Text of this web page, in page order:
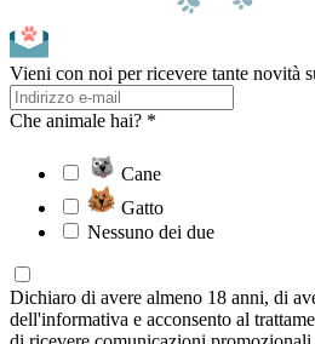
Vieni con noi per ricevere tante novità
Che animale hai? *
Cane
Gatto
Nessuno dei due
Dichiaro di avere almeno 18 anni, di
dell'informativa e acconsento al